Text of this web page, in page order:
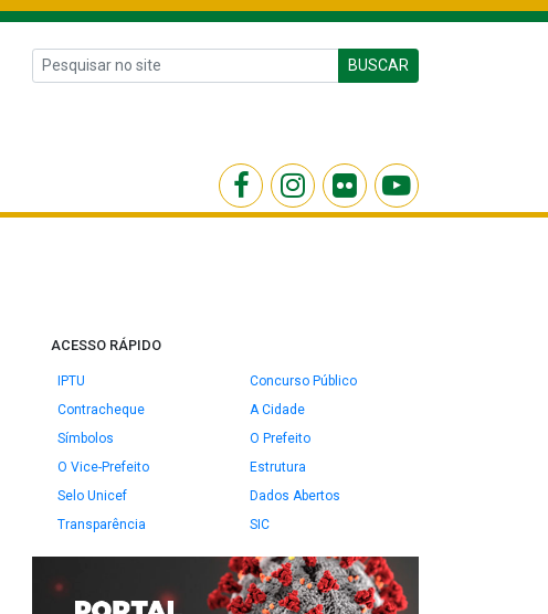
BUSCAR
ACESSO RÁPIDO
IPTU
Concurso Público
Contracheque
A Cidade
Símbolos
O Prefeito
O Vice-Prefeito
Estrutura
Selo Unicef
Dados Abertos
Transparência
SIC